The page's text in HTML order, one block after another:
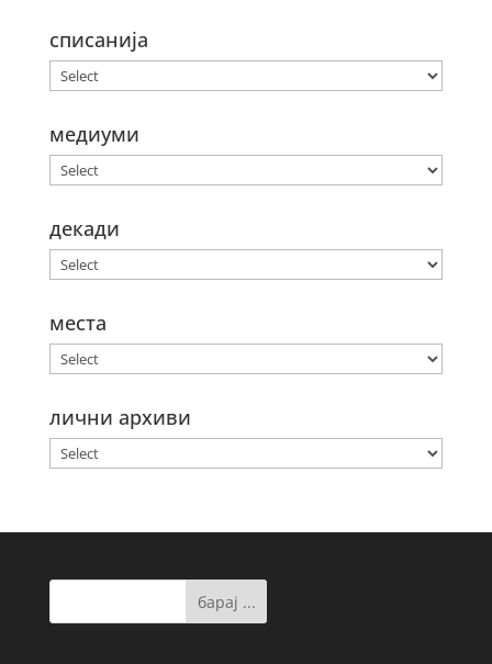
списанија
медиуми
декади
места
лични архиви